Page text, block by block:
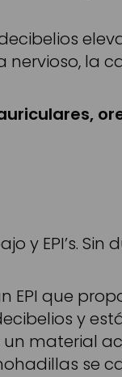
la
y EPI’s. Sin
EPI que
y
un material
se